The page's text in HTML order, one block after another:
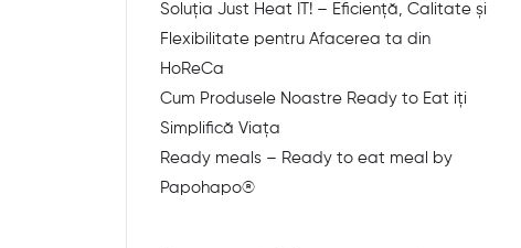
Soluția Just Heat IT! – Eficiență, Calitate și
Flexibilitate pentru Afacerea ta din
HoReCa
Cum Produsele Noastre Ready to Eat iți
Simplifică Viața
Ready meals – Ready to eat meal by
Papohapo®